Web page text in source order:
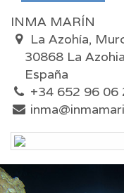
INMA MARÍN
La Azohía,
30868 La Azohia
España
+34 652 96 06